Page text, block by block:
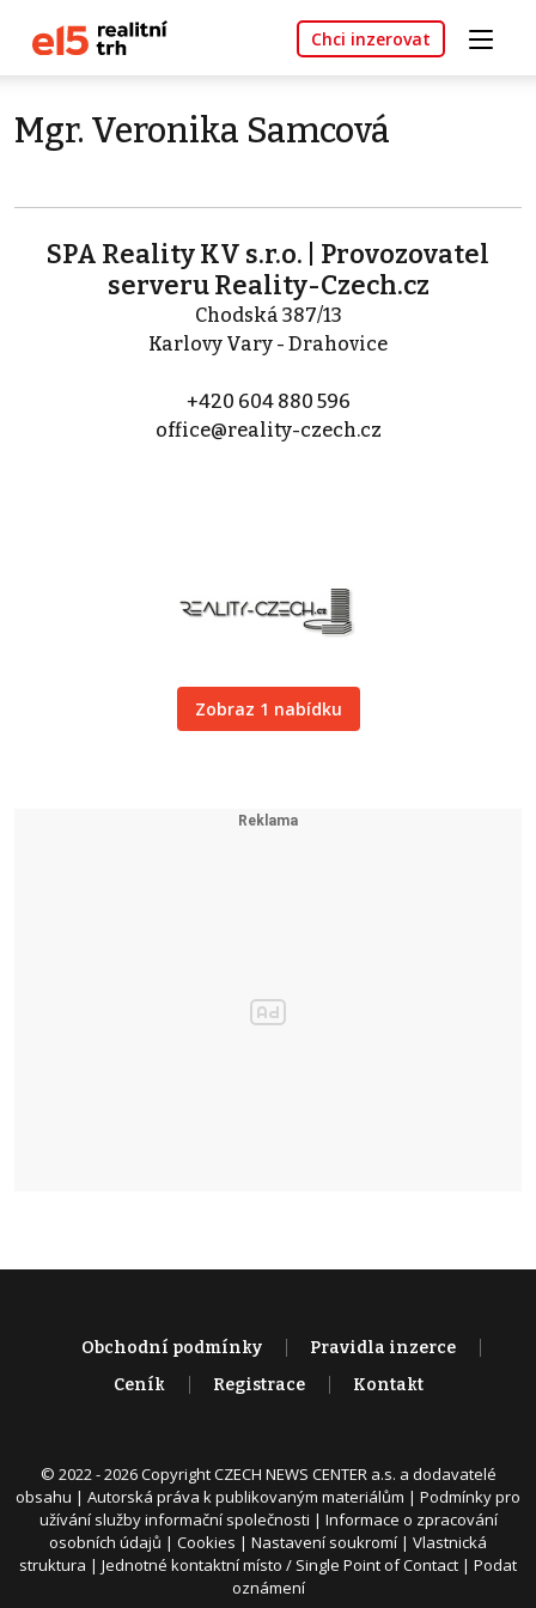
Chci inzerovat
Mgr. Veronika Samcová
SPA Reality KV s.r.o. | Provozovatel
serveru Reality-Czech.cz
Chodská 387/13
Karlovy Vary - Drahovice
+420 604 880 596
office@reality-czech.cz
Zobraz 1 nabídku
Obchodní podmínky
Pravidla inzerce
Ceník
Registrace Kontakt
© 2022 - 2026 Copyright CZECH NEWS CENTER a.s. a dodavatelé
obsahu | Autorská práva k publikovaným materiálům | Podmínky pro
užívání služby informační společnosti | Informace o zpracování
osobních údajů | Cookies | Nastavení soukromí | Vlastnická
struktura | Jednotné kontaktní místo / Single Point of Contact | Podat
oznámení